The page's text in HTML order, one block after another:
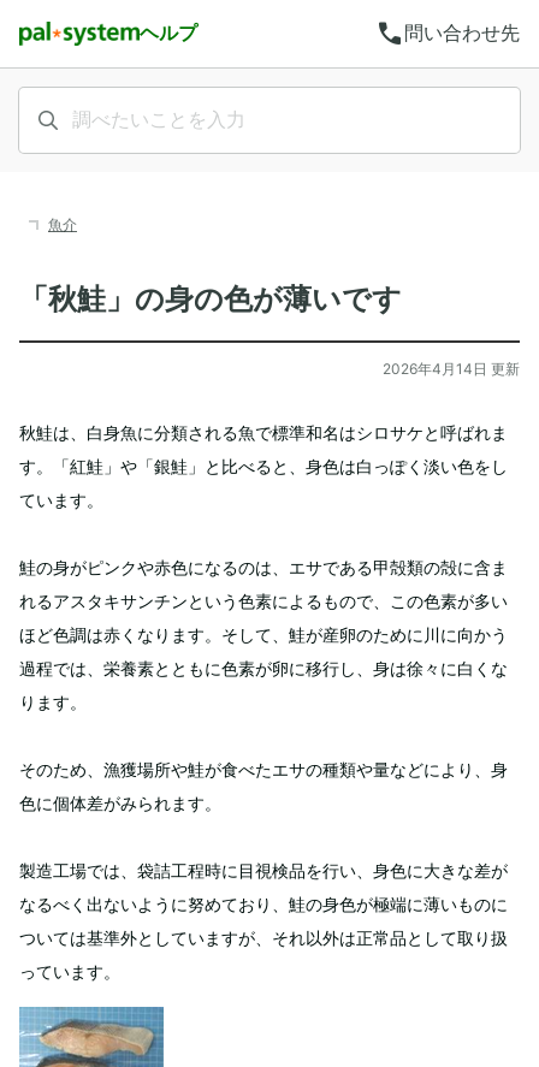
ヘルプ call 問い合わせ先
魚介
「秋鮭」の身の色が薄いです
2026年4月14日 更新
秋鮭は、白身魚に分類される魚で標準和名はシロサケと呼ばれま
す。「紅鮭」や「銀鮭」と比べると、身色は白っぽく淡い色をし
ています。
鮭の身がピンクや赤色になるのは、エサである甲殻類の殻に含ま
れるアスタキサンチンという色素によるもので、この色素が多い
ほど色調は赤くなります。そして、鮭が産卵のために川に向かう
過程では、栄養素とともに色素が卵に移行し、身は徐々に白くな
ります。
そのため、漁獲場所や鮭が食べたエサの種類や量などにより、身
色に個体差がみられます。
製造工場では、袋詰工程時に目視検品を行い、身色に大きな差が
なるべく出ないように努めており、鮭の身色が極端に薄いものに
ついては基準外としていますが、それ以外は正常品として取り扱
っています。